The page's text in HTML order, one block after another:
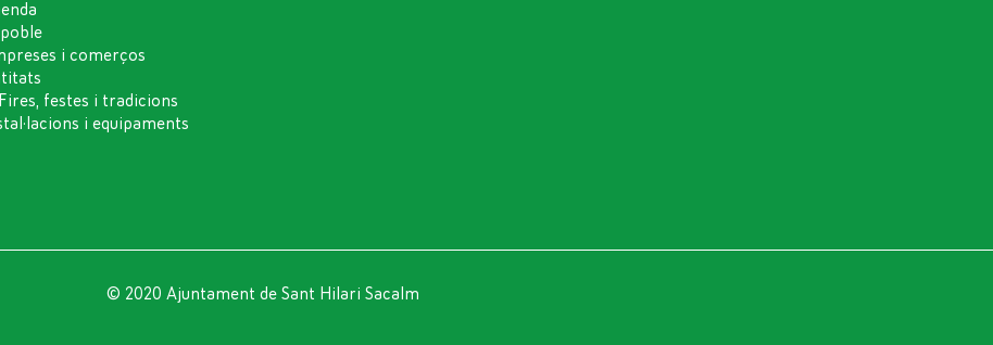
poble
i comerços
Fires, festes i tradicions
i equipaments
© 2020 Ajuntament de Sant Hilari Sacalm